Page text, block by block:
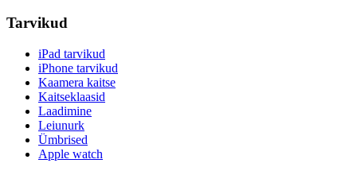
Tarvikud
iPad tarvikud
iPhone tarvikud
Kaamera kaitse
Kaitseklaasid
Laadimine
Leiunurk
Ümbrised
Apple watch